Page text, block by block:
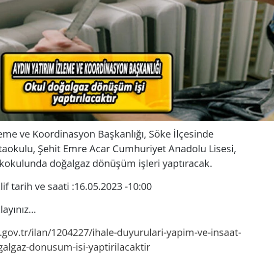
ve Koordinasyon Başkanlığı, Söke İlçesinde
Şehit Emre Acar Cumhuriyet Anadolu Lisesi,
doğalgaz dönüşüm işleri yaptıracak.
tarih ve saati :16.05.2023 -10:00
ilan/1204227/ihale-duyurulari-yapim-ve-insaat-
donusum-isi-yaptirilacaktir